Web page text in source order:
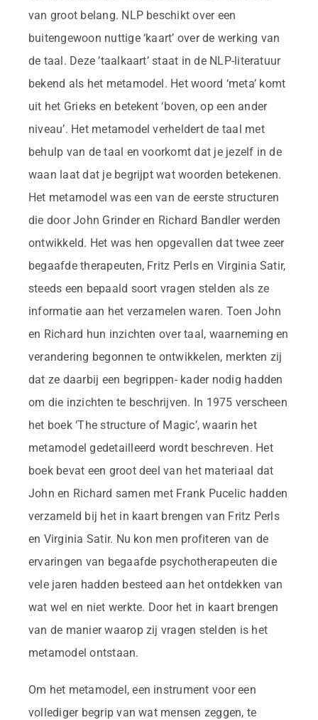
van groot belang. NLP beschikt over een
buitengewoon nuttige ‘kaart’ over de werking van
de taal. Deze ’taalkaart’ staat in de NLP-literatuur
bekend als het metamodel. Het woord ‘meta’ komt
uit het Grieks en betekent ‘boven, op een ander
niveau’. Het metamodel verheldert de taal met
behulp van de taal en voorkomt dat je jezelf in de
waan laat dat je begrijpt wat woorden betekenen.
Het metamodel was een van de eerste structuren
die door John Grinder en Richard Bandler werden
ontwikkeld. Het was hen opgevallen dat twee zeer
begaafde therapeuten, Fritz Perls en Virginia Satir,
steeds een bepaald soort vragen stelden als ze
informatie aan het verzamelen waren. Toen John
en Richard hun inzichten over taal, waarneming en
verandering begonnen te ontwikkelen, merkten zij
dat ze daarbij een begrippen- kader nodig hadden
om die inzichten te beschrijven. In 1975 verscheen
het boek ‘The structure of Magic’, waarin het
metamodel gedetailleerd wordt beschreven. Het
boek bevat een groot deel van het materiaal dat
John en Richard samen met Frank Pucelic hadden
verzameld bij het in kaart brengen van Fritz Perls
en Virginia Satir. Nu kon men profiteren van de
ervaringen van begaafde psychotherapeuten die
vele jaren hadden besteed aan het ontdekken van
wat wel en niet werkte. Door het in kaart brengen
van de manier waarop zij vragen stelden is het
metamodel ontstaan.
Om het metamodel, een instrument voor een
vollediger begrip van wat mensen zeggen, te